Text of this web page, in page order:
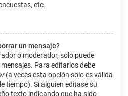
etc.
un mensaje?
o moderador, solo puede
Para editarlos debe
(a veces esta opción solo es válida
tiempo). Si alguien editase su
texto indicando que ha sido